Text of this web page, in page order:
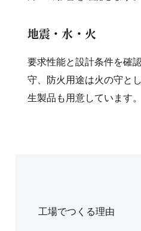
地震・水・火
要求性能と設計条件を確
守、防火用途は火の守と
生製品も用意しています。
工場でつくる理由